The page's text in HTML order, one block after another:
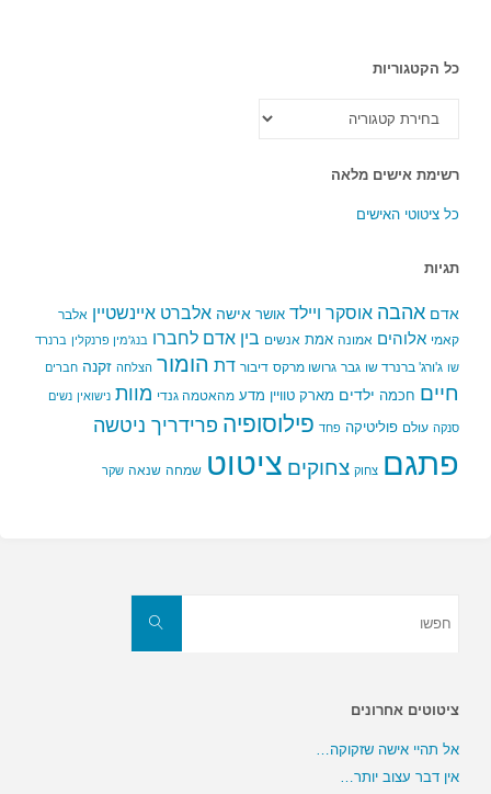
כל הקטגוריות
הקטגוריות
רשימת אישים מלאה
כל ציטוטי האישים
תגיות
אדם אהבה אוסקר ויילד אושר אישה אלברט איינשטיין אלבר
קאמי אלוהים אמונה אמת אנשים בין אדם לחברו בנג'מין פרנקלין ברנרד
שו ג'ורג' ברנרד שו גבר גרושו מרקס דיבור דת הומור הצלחה זקנה חברים
חיים חכמה ילדים מארק טוויין מדע מהאטמה גנדי מוות נישואין נשים
סנקה עולם פוליטיקה פחד פילוסופיה פרידריך ניטשה
פתגם צחוק צחוקים ציטוט שמחה שנאה שקר
חפשו
ציטוטים אחרונים
אל תהיי אישה שזקוקה…
אין דבר עצוב יותר…